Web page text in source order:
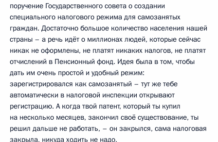
поручение Государственного совета о создании
специального налогового режима для самозанятых
граждан. Достаточно большое количество населения нашей
страны – а речь идёт о миллионах людей, которые сейчас
никак не оформлены, не платят никаких налогов, не платят
отчислений в Пенсионный фонд. Идея была в том, чтобы
дать им очень простой и удобный режим:
зарегистрировался как самозанятый – тут же тебе
автоматически в налоговой инспекции открывают
регистрацию. А когда твой патент, который ты купил
на несколько месяцев, закончил своё существование, ты
решил дальше не работать, – он закрылся, сама налоговая
закрыла, никуда ходить не надо.